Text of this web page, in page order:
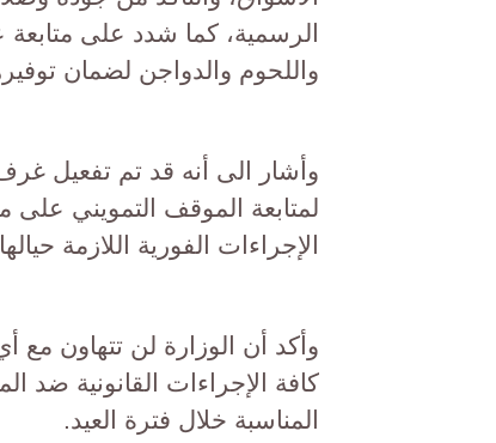
الرسمية، كما شدد على
واللحوم والدواجن لضمان
وأشار الى أنه قد تم تفعيل
لمتابعة الموقف التمويني على
الإجراءات الفورية اللازمة
وأكد أن الوزارة لن تتهاون مع
كافة الإجراءات القانونية ضد
المناسبة خلال فترة العيد.